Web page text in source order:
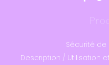
Sécurité
Description / Utilisation